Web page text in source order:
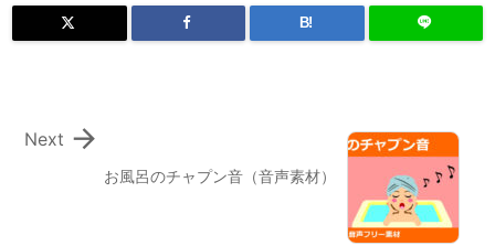
B!
お風呂のチャプン音（音声素材）

Next